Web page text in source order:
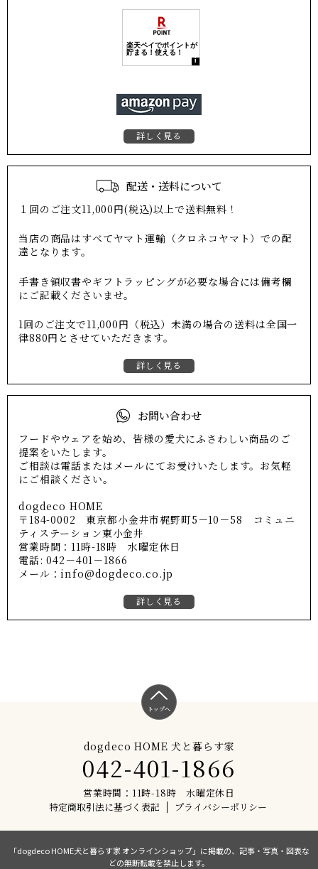
詳しく見る
配送・送料について
１回のご注文11,000円(税込)以上で送料無料！
当店の商品はすべてヤマト運輸（クロネコヤマト）での配
達となります。
手書き領収書やギフトラッピングが必要な場合には備考欄
にご記載くださいませ。
1回のご注文で11,000円（税込）未満の場合の送料は全国一
律880円とさせていただきます。
詳しく見る
お問い合わせ
フードやウェアを始め、皆様の愛犬にふさわしい商品のご
提案をいたします。
ご相談は電話またはメールにてお受けいたします。お気軽
にご相談ください。
dogdeco HOME
〒184-0002 東京都小金井市梶野町5－10－58 コミュニ
ティステーション東小金井
営業時間：11時-18時 水曜定休日
電話: 042－401－1866
メール：info@dogdeco.co.jp
詳しく見る
トップへ
dogdeco HOME 犬と暮らす家
042-401-1866
営業時間：11時-18時 水曜定休日
特定商取引法に基づく表記
プライバシーポリシー
「dogdeco HOME犬と暮らす家 オンラインショップ」に掲載の、記事・写真・図表な
どの無断転載を禁止します。